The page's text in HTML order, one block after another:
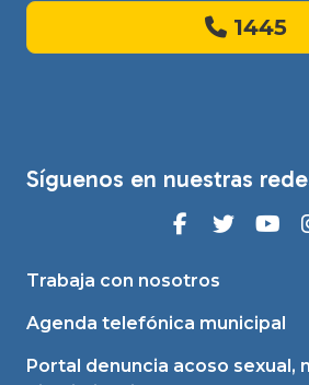
1445
Síguenos en nuestras
Trabaja con nosotros
Agenda telefónica municipal
Portal denuncia acoso sexual,